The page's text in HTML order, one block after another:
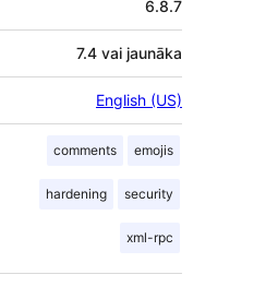
6.8.7
7.4 vai jaunāka
English (US)
comments emojis
hardening security
xml-rpc